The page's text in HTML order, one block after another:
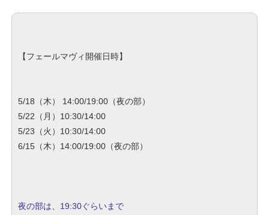
【フェールマヴィ開催日時】
5/18（木） 14:00/19:00（夜の部）
5/22（月）10:30/14:00
5/23（火）10:30/14:00
6/15（木）14:00/19:00（夜の部）
夜の部は、19:30ぐらいまで